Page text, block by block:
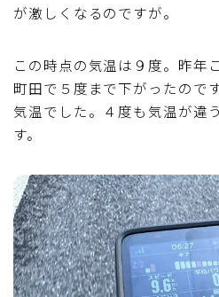
が激しくなるのですが。
この時点の気温は９度。昨年
町田で５度まで下がったので
気温でした。４度も気温が違
す。